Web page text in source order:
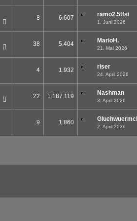
8 6.607 ramo2.5tfsi
1. Juni 2026
38 5.404 MarioH.
21. Mai 2026
4 1.932 riser
24. April 2026
22 1.187.119 Nashman
3. April 2026
9 1.860
2. April 2026